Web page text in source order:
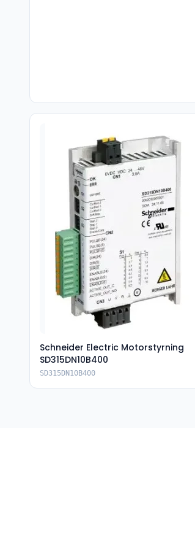
Schneider Electric Motorstyrning
SD315DN10B400
SD315DN10B400